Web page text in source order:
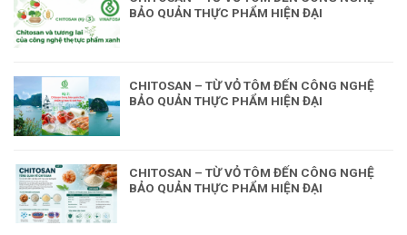
BẢO QUẢN THỰC PHẨM HIỆN ĐẠI
CHITOSAN – TỪ VỎ TÔM ĐẾN CÔNG NGHỆ
BẢO QUẢN THỰC PHẨM HIỆN ĐẠI
CHITOSAN – TỪ VỎ TÔM ĐẾN CÔNG NGHỆ
BẢO QUẢN THỰC PHẨM HIỆN ĐẠI